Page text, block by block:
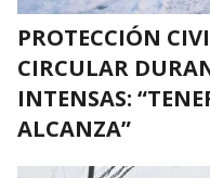
PROTECCIÓN
CIRCULAR
INTENSAS:
ALCANZA”